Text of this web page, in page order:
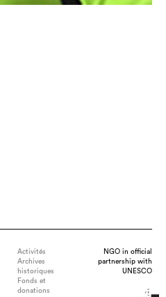
Activités
Archives
historiques
Fonds et
donations
NGO in official
partnership with
UNESCO